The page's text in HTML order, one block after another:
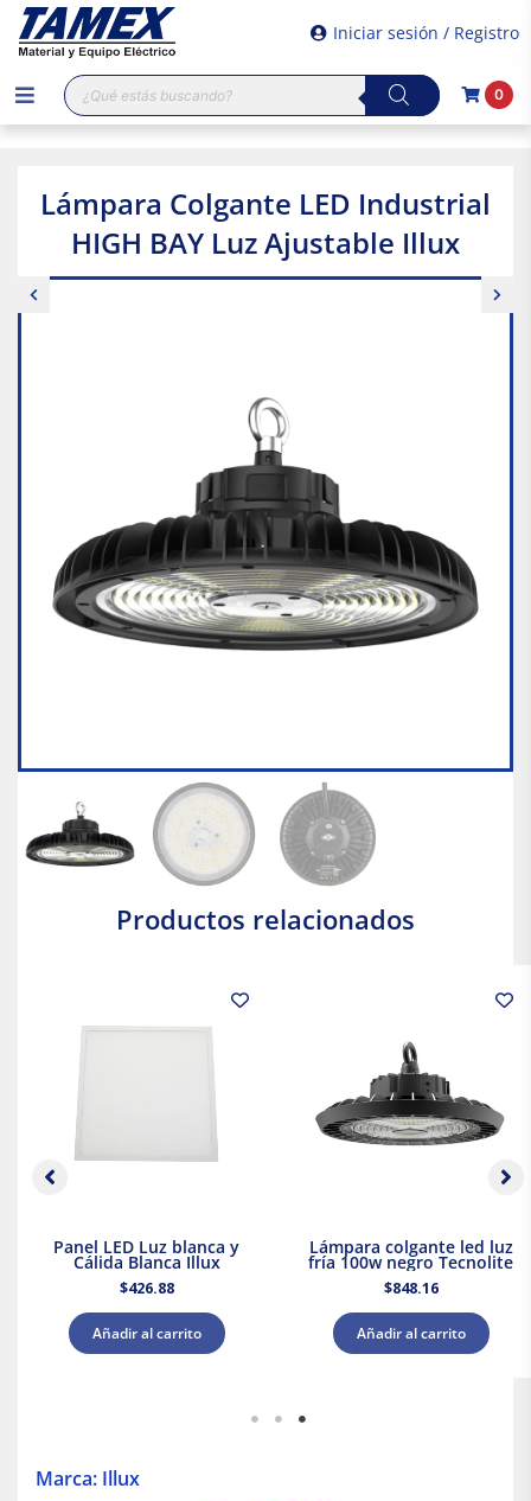
Iniciar sesión / Registro
Búsqueda
de
productos
0
Lámpara Colgante LED Industrial
HIGH BAY Luz Ajustable Illux
Productos relacionados
Panel LED Luz blanca y
Cálida Blanca Illux
$426.88
Añadir al carrito
Lámpara colgante led luz
fría 100w negro Tecnolite
$848.16
Añadir al carrito
Marca: Illux